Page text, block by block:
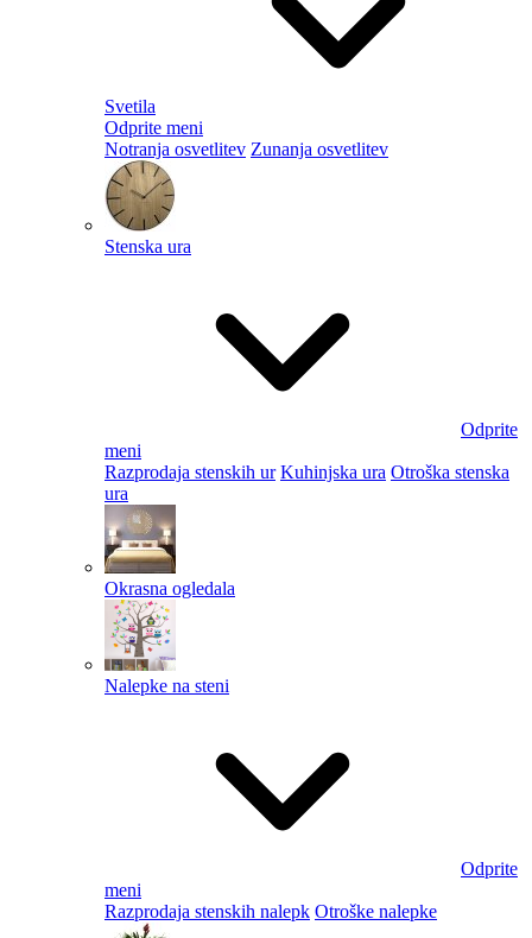
Svetila
Odprite meni
Notranja osvetlitev Zunanja osvetlitev
Stenska ura
Odprite
meni
Razprodaja stenskih ur Kuhinjska ura Otroška stenska
ura
Okrasna ogledala
Nalepke na steni
Odprite
meni
Razprodaja stenskih nalepk Otroške nalepke